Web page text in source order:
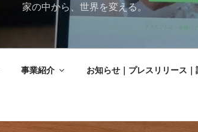
家の中から、世界を変える。
事業紹介 お知らせ｜プレスリリース｜